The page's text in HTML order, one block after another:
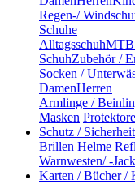
Regen-/
Schuhe
AlltagsschuhMTB
SchuhZubehör /
Socken /
DamenHerren
Armlinge /
Masken
Schutz / Sicherheit
Brillen Helme
Warnwesten/ -
Karten / Bücher /